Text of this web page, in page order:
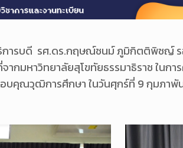
ารบดี รศ.ดร.กฤษณ์ชนม์ ภูมิกิตติพิชญ์ ร
ากมหาวิทยาลัยสุโขทัยธรรมาธิราช ใน
บคุณวุฒิการศึกษา ในวันศุกร์ที่ 9 กุมภาพั